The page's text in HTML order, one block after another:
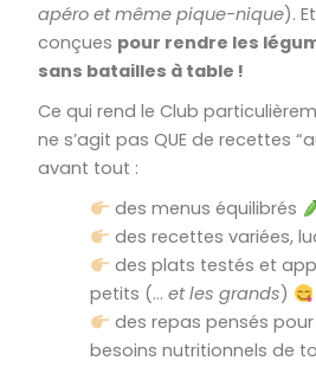
apéro et même pique-nique).
conçues pour rendre les
sans batailles à table !
Ce qui rend le Club
ne s’agit pas QUE de recettes
avant tout :
des menus équilibrés
des recettes variées,
des plats testés et
petits (…et les grands)
des repas pensés
besoins nutritionnels de